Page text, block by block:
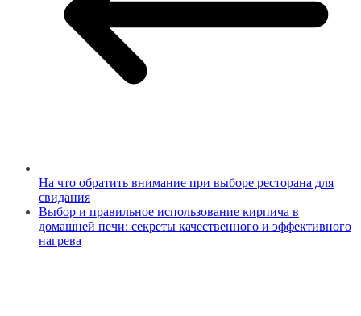
На что обратить внимание при выборе ресторана для
свидания
Выбор и правильное использование кирпича в
домашней печи: секреты качественного и эффективного
нагрева